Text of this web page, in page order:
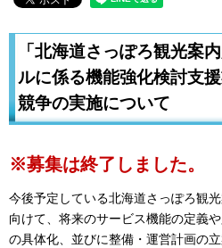
「北海道さっぽろ観光案
ルに係る機能強化検討支
競争の実施について
※募集は終了しました。
今後予定している北海道さっぽろ観
向けて、将来のサービス機能の定義
の具体化、並びに整備・運営計画の